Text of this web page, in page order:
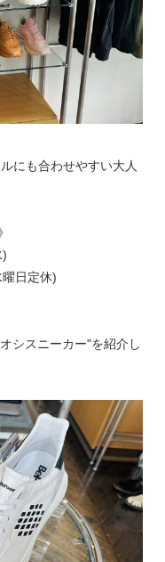
にも合わせやすい大人
)
日定休)
シスニーカー"を紹介し